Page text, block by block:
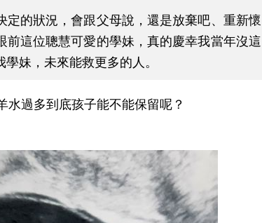
的狀況，會跟父母說，還是放棄吧、重新懷
前這位聰慧可愛的學妹，真的慶幸我當年沒這
妹，未來能救更多的人。
水過多到底孩子能不能保留呢？